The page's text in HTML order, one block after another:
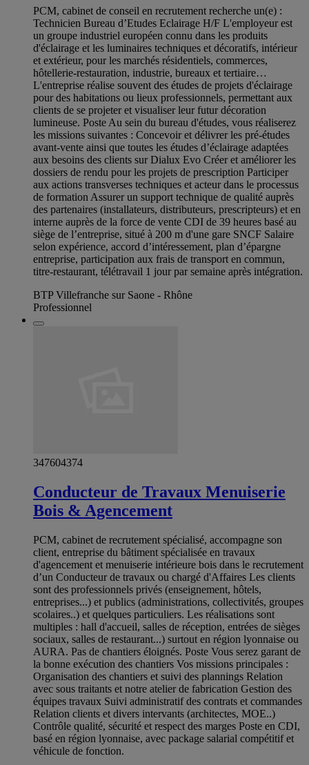
PCM, cabinet de conseil en recrutement recherche un(e) :
Technicien Bureau d’Etudes Eclairage H/F L'employeur est
un groupe industriel européen connu dans les produits
d'éclairage et les luminaires techniques et décoratifs, intérieur
et extérieur, pour les marchés résidentiels, commerces,
hôtellerie-restauration, industrie, bureaux et tertiaire…
L'entreprise réalise souvent des études de projets d'éclairage
pour des habitations ou lieux professionnels, permettant aux
clients de se projeter et visualiser leur futur décoration
lumineuse. Poste Au sein du bureau d'études, vous réaliserez
les missions suivantes : Concevoir et délivrer les pré‑études
avant‑vente ainsi que toutes les études d’éclairage adaptées
aux besoins des clients sur Dialux Evo Créer et améliorer les
dossiers de rendu pour les projets de prescription Participer
aux actions transverses techniques et acteur dans le processus
de formation Assurer un support technique de qualité auprès
des partenaires (installateurs, distributeurs, prescripteurs) et en
interne auprès de la force de vente CDI de 39 heures basé au
siège de l’entreprise, situé à 200 m d'une gare SNCF Salaire
selon expérience, accord d’intéressement, plan d’épargne
entreprise, participation aux frais de transport en commun,
titre‑restaurant, télétravail 1 jour par semaine après intégration.
BTP Villefranche sur Saone - Rhône
Professionnel
347604374
Conducteur de Travaux Menuiserie
Bois & Agencement
PCM, cabinet de recrutement spécialisé, accompagne son
client, entreprise du bâtiment spécialisée en travaux
d'agencement et menuiserie intérieure bois dans le recrutement
d’un Conducteur de travaux ou chargé d'Affaires Les clients
sont des professionnels privés (enseignement, hôtels,
entreprises...) et publics (administrations, collectivités, groupes
scolaires..) et quelques particuliers. Les réalisations sont
multiples : hall d'accueil, salles de réception, entrées de sièges
sociaux, salles de restaurant...) surtout en région lyonnaise ou
AURA. Pas de chantiers éloignés. Poste Vous serez garant de
la bonne exécution des chantiers Vos missions principales :
Organisation des chantiers et suivi des plannings Relation
avec sous traitants et notre atelier de fabrication Gestion des
équipes travaux Suivi administratif des contrats et commandes
Relation clients et divers intervants (architectes, MOE..)
Contrôle qualité, sécurité et respect des marges Poste en CDI,
basé en région lyonnaise, avec package salarial compétitif et
véhicule de fonction.